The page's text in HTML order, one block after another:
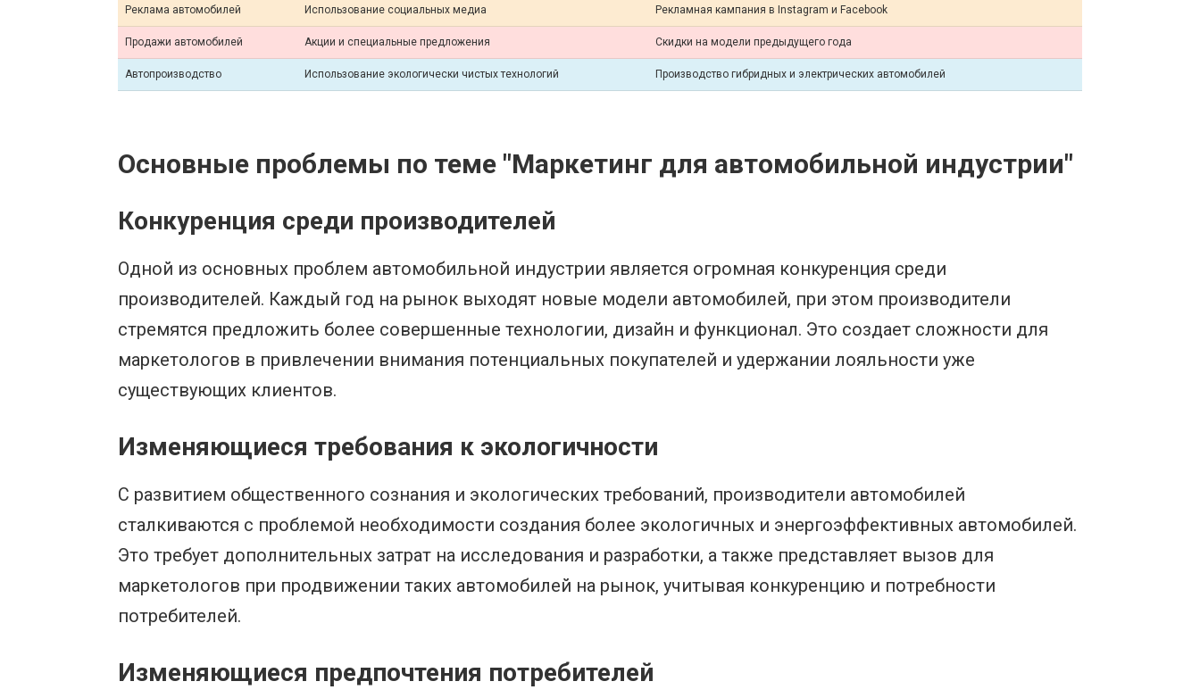
Реклама автомобилей Использование социальных медиа Рекламная кампания в Instagram и Facebook
Продажи автомобилей Акции и специальные предложения Скидки на модели предыдущего года
Автопроизводство Использование экологически чистых технологий Производство гибридных и электрических автомобилей
Основные проблемы по теме "Маркетинг для автомобильной индустрии"
Конкуренция среди производителей
Одной из основных проблем автомобильной индустрии является огромная конкуренция среди
производителей. Каждый год на рынок выходят новые модели автомобилей, при этом производители
стремятся предложить более совершенные технологии, дизайн и функционал. Это создает сложности для
маркетологов в привлечении внимания потенциальных покупателей и удержании лояльности уже
существующих клиентов.
Изменяющиеся требования к экологичности
С развитием общественного сознания и экологических требований, производители автомобилей
сталкиваются с проблемой необходимости создания более экологичных и энергоэффективных автомобилей.
Это требует дополнительных затрат на исследования и разработки, а также представляет вызов для
маркетологов при продвижении таких автомобилей на рынок, учитывая конкуренцию и потребности
потребителей.
Изменяющиеся предпочтения потребителей